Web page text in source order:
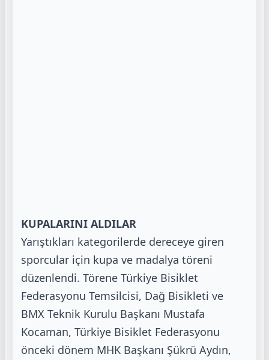
KUPALARINI ALDILAR
Yarıştıkları kategorilerde dereceye giren
sporcular için kupa ve madalya töreni
düzenlendi. Törene Türkiye Bisiklet
Federasyonu Temsilcisi, Dağ Bisikleti ve
BMX Teknik Kurulu Başkanı Mustafa
Kocaman, Türkiye Bisiklet Federasyonu
önceki dönem MHK Başkanı Şükrü Aydın,